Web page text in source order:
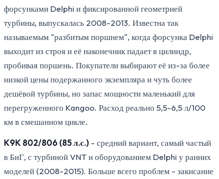
форсунками Delphi и фиксированной геометрией
турбины, выпускалась 2008-2013. Известна так
называемым "разбитым поршнем", когда форсунка Delphi
выходит из строя и её наконечник падает в цилиндр,
пробивая поршень. Покупатели выбирают её из-за более
низкой цены подержанного экземпляра и чуть более
дешёвой турбины, но запас мощности маленький для
перегруженного Kangoo. Расход реально 5,5-6,5 л/100
км в смешанном цикле.
K9K 802/806 (85 л.с.) - средний вариант, самый частый
в БиГ, с турбиной VNT и оборудованием Delphi у ранних
моделей (2008-2015). Больше всего проблем - закисание